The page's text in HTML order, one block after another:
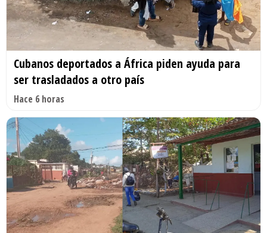
Cubanos deportados a África piden ayuda para
ser trasladados a otro país
Hace 6 horas